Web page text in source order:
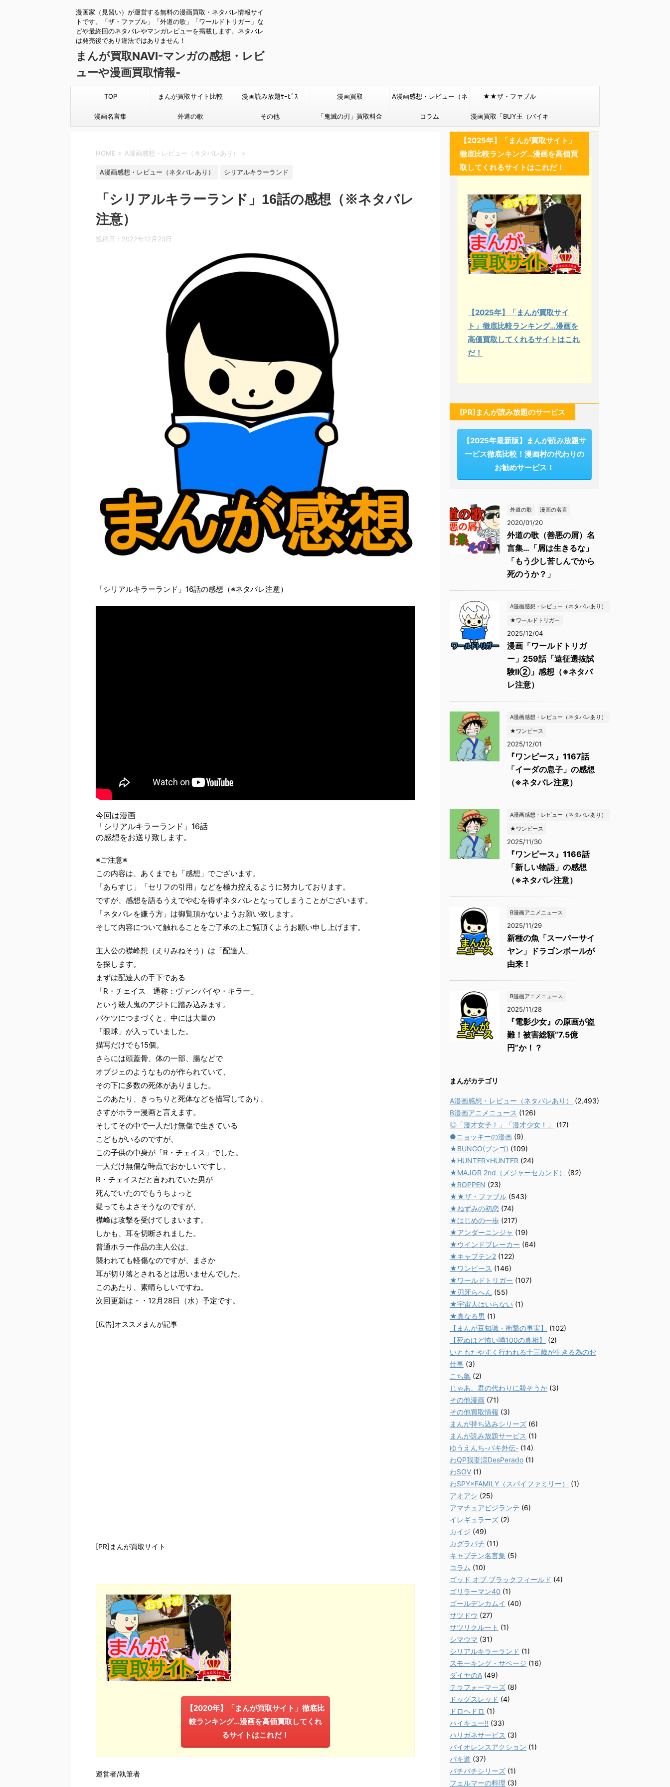
漫画家（見習い）が運営する無料の漫画買取・ネタバレ情報サイ
トです。「ザ・ファブル」「外道の歌」「ワールドトリガー」な
どや最終回のネタバレやマンガレビューを掲載します。ネタバレ
は発売後であり違法ではありません！
まんが買取NAVI-マンガの感想・レビ
ューや漫画買取情報-
TOP まんが買取サイト比較 漫画読み放題ｻｰﾋﾞｽ 漫画買取 A漫画感想・レビュー（ネ
タバレあり）
★★ザ・ファブル
漫画名言集 外道の歌 その他 「鬼滅の刃」買取料金 コラム 漫画買取「BUY王（バイキ
ング）」
HOME > A漫画感想・レビュー（ネタバレあり） >
A漫画感想・レビュー（ネタバレあり） シリアルキラーランド
「シリアルキラーランド」16話の感想（※ネタバレ
注意）
投稿日： 2022年12月23日
「シリアルキラーランド」16話の感想（※ネタバレ注意）
今回は漫画
「シリアルキラーランド」16話
の感想をお送り致します。
※ご注意※
この内容は、あくまでも「感想」でございます。
「あらすじ」「セリフの引用」などを極力控えるように努力しております。
ですが、感想を語るうえでやむを得ずネタバレとなってしまうことがございます。
「ネタバレを嫌う方」は御覧頂かないようお願い致します。
そして内容について触れることをご了承の上ご覧頂くようお願い申し上げます。
主人公の襟峰想（えりみねそう）は「配達人」
を探します。
まずは配達人の手下である
「R・チェイス 通称：ヴァンパイや・キラー」
という殺人鬼のアジトに踏み込みます。
バケツにつまづくと、中には大量の
「眼球」が入っていました。
描写だけでも15個。
さらには頭蓋骨、体の一部、腸などで
オブジェのようなものが作られていて、
その下に多数の死体がありました。
このあたり、きっちりと死体などを描写してあり、
さすがホラー漫画と言えます。
そしてその中で一人だけ無傷で生きている
こどもがいるのですが、
この子供の中身が「R・チェイス」でした。
一人だけ無傷な時点でおかしいですし、
R・チェイスだと言われていた男が
死んでいたのでもうちょっと
疑ってもよさそうなのですが、
襟峰は攻撃を受けてしまいます。
しかも、耳を切断されました。
普通ホラー作品の主人公は、
襲われても軽傷なのですが、まさか
耳が切り落とされるとは思いませんでした。
このあたり、素晴らしいですね。
次回更新は・・12月28日（水）予定です。
[広告]オススメまんが記事
[PR]まんが買取サイト
【2020年】「まんが買取サイト」徹底比
較ランキング…漫画を高価買取してくれ
るサイトはこれだ！
運営者/執筆者
【2025年】「まんが買取サイト」
徹底比較ランキング…漫画を高価買
取してくれるサイトはこれだ！
【2025年】「まんが買取サイ
ト」徹底比較ランキング…漫画を
高価買取してくれるサイトはこれ
だ！
[PR]まんが読み放題のサービス
【2025年最新版】まんが読み放題サ
ービス徹底比較！漫画村の代わりの
お勧めサービス！
外道の歌 漫画の名言
2020/01/20
外道の歌（善悪の屑）名
言集…「屑は生きるな」
「もう少し苦しんでから
死のうか？」
A漫画感想・レビュー（ネタバレあり）
★ワールドトリガー
2025/12/04
漫画「ワールドトリガ
ー」259話「遠征選抜試
験Ⅱ②」感想（※ネタバ
レ注意）
A漫画感想・レビュー（ネタバレあり）
★ワンピース
2025/12/01
『ワンピース』1167話
「イーダの息子」の感想
（※ネタバレ注意）
A漫画感想・レビュー（ネタバレあり）
★ワンピース
2025/11/30
『ワンピース』1166話
「新しい物語」の感想
（※ネタバレ注意）
B漫画アニメニュース
2025/11/29
新種の魚「スーパーサイ
ヤン」ドラゴンボールが
由来！
B漫画アニメニュース
2025/11/28
『電影少女』の原画が盗
難！被害総額“7.5億
円”か！？
まんがカテゴリ
A漫画感想・レビュー（ネタバレあり）
(2,493)
B漫画アニメニュース (126)
◎「漫才女子！」「漫才少女！」
(17)
●ニョッキーの漫画 (9)
★BUNGO(ブンゴ) (109)
★HUNTER×HUNTER (24)
★MAJOR 2nd（メジャーセカンド）
(82)
★ROPPEN (23)
★★ザ・ファブル (543)
★ねずみの初恋 (74)
★はじめの一歩 (217)
★アンダーニンジャ (19)
★ウインドブレーカー (64)
★キャプテン2 (122)
★ワンピース (146)
★ワールドトリガー (107)
★刃牙らへん (55)
★宇宙人はいらない (1)
★真なる男 (1)
【まんが豆知識・衝撃の事実】
(102)
【死ぬほど怖い噂100の真相】
(2)
いともたやすく行われる十三歳が生きる為のお
仕事 (3)
こち亀 (2)
じゃあ、君の代わりに殺そうか (3)
その他漫画 (71)
その他買取情報 (3)
まんが持ち込みシリーズ (6)
まんが読み放題サービス (1)
ゆうえんち-バキ外伝- (14)
わQP我妻涼DesPerado (1)
わSOV (1)
わSPY×FAMILY（スパイファミリー）
(1)
アオアシ (25)
アマチュアビジランテ (6)
イレギュラーズ (2)
カイジ (49)
カグラバチ (11)
キャプテン名言集 (5)
コラム (10)
ゴッド オブ ブラックフィールド (4)
ゴリラーマン40 (1)
ゴールデンカムイ (40)
サツドウ (27)
サツリクルート (1)
シマウマ (31)
シリアルキラーランド (1)
スモーキング・サベージ (16)
ダイヤのA (49)
テラフォーマーズ (8)
ドッグスレッド (4)
ドロヘドロ (1)
ハイキュー!! (33)
ハリガネサービス (3)
バイオレンスアクション (1)
バキ道 (37)
バチバチシリーズ (1)
フェルマーの料理 (3)